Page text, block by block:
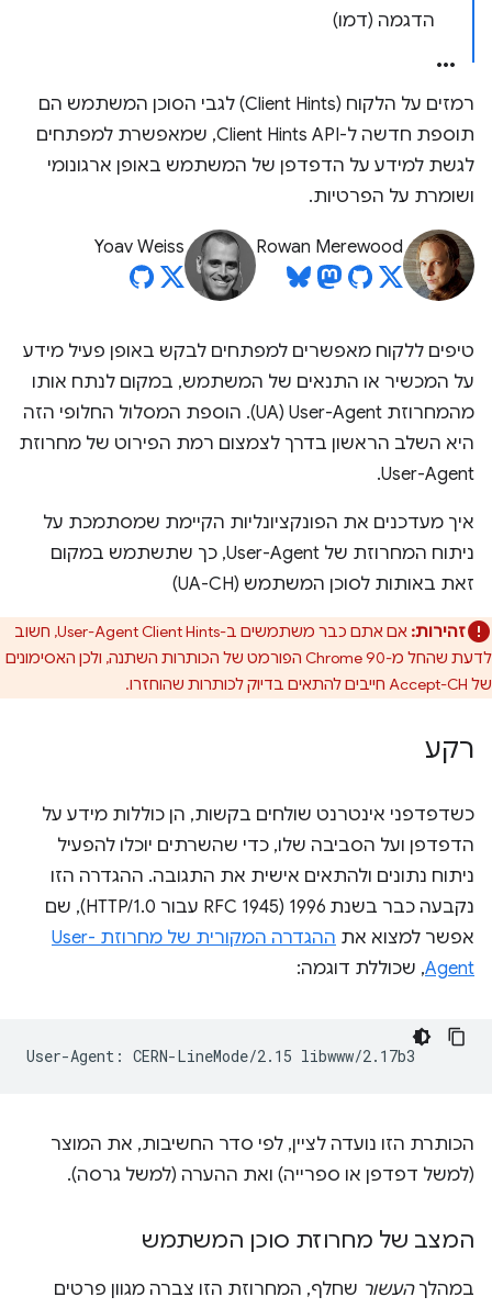
הדגמה (דמו)
רמזים על הלקוח (Client Hints) לגבי הסוכן המשתמש הם
תוספת חדשה ל-Client Hints API, שמאפשרת למפתחים
לגשת למידע על הדפדפן של המשתמש באופן ארגונומי
ושומרת על הפרטיות.
Rowan Merewood
Yoav Weiss
טיפים ללקוח מאפשרים למפתחים לבקש באופן פעיל מידע
על המכשיר או התנאים של המשתמש, במקום לנתח אותו
מהמחרוזת User-Agent‏ (UA). הוספת המסלול החלופי הזה
היא השלב הראשון בדרך לצמצום רמת הפירוט של מחרוזת
User-Agent.
איך מעדכנים את הפונקציונליות הקיימת שמסתמכת על
ניתוח המחרוזת של User-Agent, כך שתשתמש במקום
זאת באותות לסוכן המשתמש (UA-CH)
זהירות:
אם אתם כבר משתמשים ב-User-Agent Client Hints, חשוב
לדעת שהחל מ-Chrome 90 הפורמט של הכותרות השתנה, ולכן האסימונים
של Accept-CH חייבים להתאים בדיוק לכותרות שהוחזרו.
רקע
כשדפדפני אינטרנט שולחים בקשות, הן כוללות מידע על
הדפדפן ועל הסביבה שלו, כדי שהשרתים יוכלו להפעיל
ניתוח נתונים ולהתאים אישית את התגובה. ההגדרה הזו
נקבעה כבר בשנת 1996 (RFC 1945 עבור HTTP/1.0), שם
אפשר למצוא את
ההגדרה המקורית של מחרוזת User-
Agent, שכוללת דוגמה:
הכותרת הזו נועדה לציין, לפי סדר החשיבות, את המוצר
(למשל דפדפן או ספרייה) ואת ההערה (למשל גרסה).
המצב של מחרוזת סוכן המשתמש
במהלךהעשור שחלף, המחרוזת הזו צברה מגוון פרטים